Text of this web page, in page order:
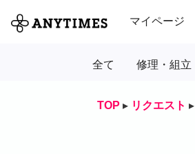
マイページ
全て 修理・組立
TOP ▸ リクエスト ▸